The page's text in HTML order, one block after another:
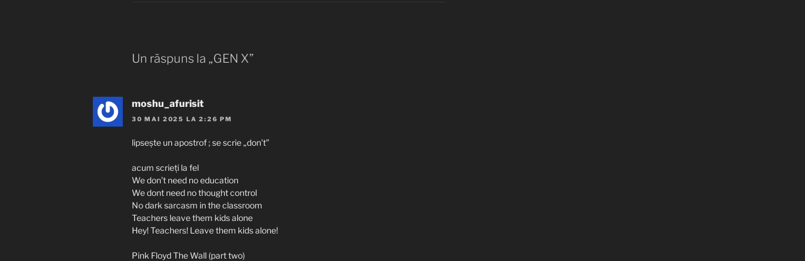
Un răspuns la „GEN X”
moshu_afurisit
30 MAI 2025 LA 2:26 PM
lipseşte un apostrof ; se scrie „don’t”
acum scrieţi la fel
We don’t need no education
We dont need no thought control
No dark sarcasm in the classroom
Teachers leave them kids alone
Hey! Teachers! Leave them kids alone!
Pink Floyd The Wall (part two)